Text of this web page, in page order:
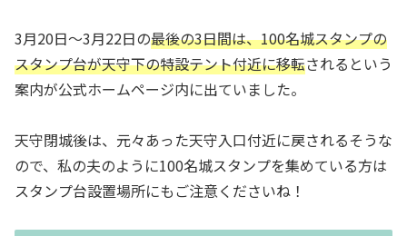
3月20日～3月22日の最後の3日間は、100名城スタンプの
スタンプ台が天守下の特設テント付近に移転されるという
案内が公式ホームページ内に出ていました。
天守閉城後は、元々あった天守入口付近に戻されるそうな
ので、私の夫のように100名城スタンプを集めている方は
スタンプ台設置場所にもご注意くださいね！